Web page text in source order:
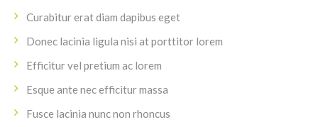
Curabitur erat diam dapibus eget
Donec lacinia ligula nisi at porttitor lorem
Efficitur vel pretium ac lorem
Esque ante nec efficitur massa
Fusce lacinia nunc non rhoncus